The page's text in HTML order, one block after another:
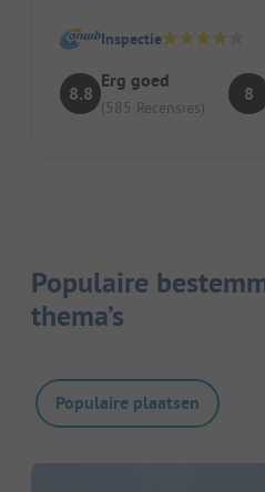
Inspectie
8.8
Erg goed
(585 Recensies)
8
Populaire
thema’s
Populaire plaatsen